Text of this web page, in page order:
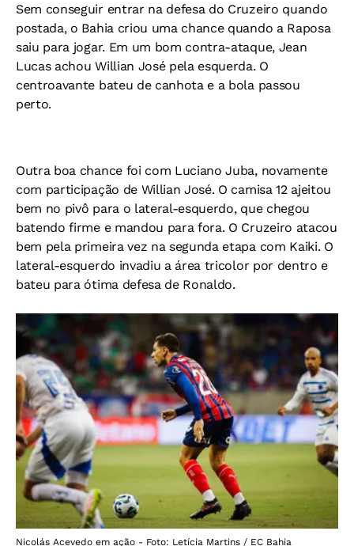
Sem conseguir entrar na defesa do Cruzeiro quando
postada, o Bahia criou uma chance quando a Raposa
saiu para jogar. Em um bom contra-ataque, Jean
Lucas achou Willian José pela esquerda. O
centroavante bateu de canhota e a bola passou
perto.
Outra boa chance foi com Luciano Juba, novamente
com participação de Willian José. O camisa 12 ajeitou
bem no pivô para o lateral-esquerdo, que chegou
batendo firme e mandou para fora. O Cruzeiro atacou
bem pela primeira vez na segunda etapa com Kaiki. O
lateral-esquerdo invadiu a área tricolor por dentro e
bateu para ótima defesa de Ronaldo.
Nicolás Acevedo em ação - Foto: Letícia Martins / EC Bahia